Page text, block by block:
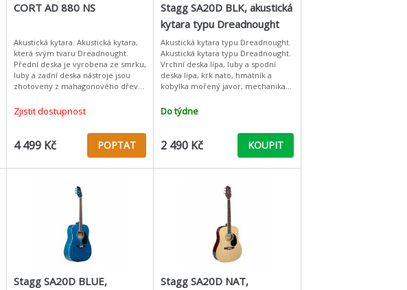
CORT AD 880 NS
Akustická kytara. Akustická kytara,
která svým tvaru Dreadnought.
Přední deska je vyrobena ze smrku,
luby a zadní deska nástroje jsou
zhotoveny z mahagonového dřeva,
Krk je také vyhoto
Zjistit dostupnost
4 499 Kč POPTAT
Stagg SA20D BLK, akustická
kytara typu Dreadnought
Akustická kytara typu Dreadnought.
Akustická kytara typu Dreadnought.
Vrchní deska lípa, luby a spodní
deska lípa, krk nato, hmatník a
kobylka mořený javor, mechanika
lesklá.: Vrchní deska
Do týdne
2 490 Kč KOUPIT
Stagg SA20D BLUE,
Stagg SA20D NAT,